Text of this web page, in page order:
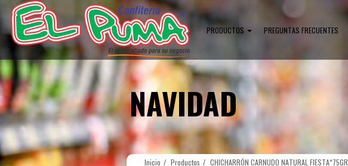
PRODUCTOS PREGUNTAS FRECUENTES
NAVIDAD
Inicio Productos CHICHARRÓN CARNUDO NATURAL FIESTA*75GR